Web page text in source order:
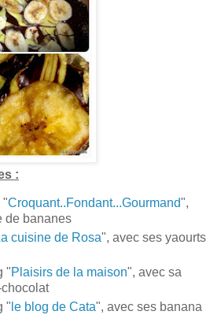
:
"Croquant..Fondant...Gourmand",
de bananes
cuisine de Rosa", avec ses yaourts
"Plaisirs de la maison", avec sa
" le blog de Cata", avec ses banana